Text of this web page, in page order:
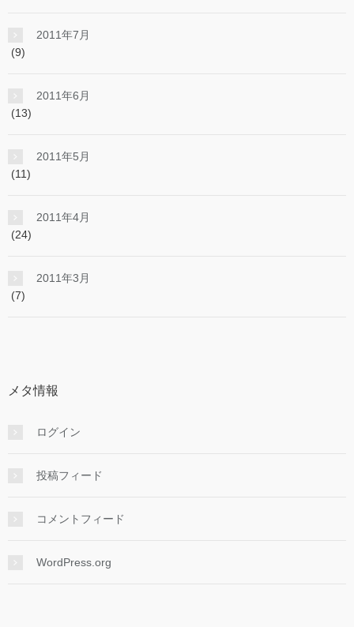
2011年7月
(9)
2011年6月
(13)
2011年5月
(11)
2011年4月
(24)
2011年3月
(7)
メタ情報
ログイン
投稿フィード
コメントフィード
WordPress.org